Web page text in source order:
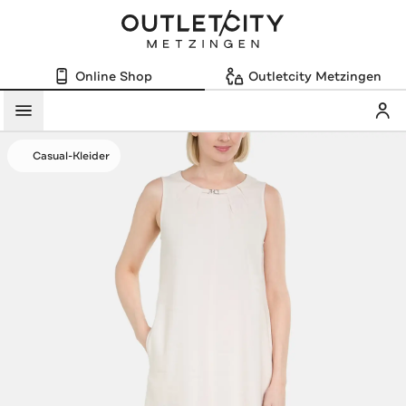
Online Shop Outletcity Metzingen
Menü
Casual-Kleider